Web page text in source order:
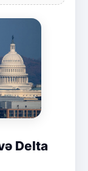
Delta